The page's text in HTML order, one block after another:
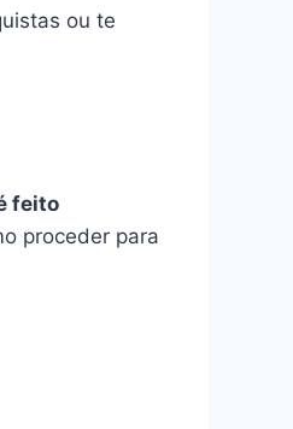
ou te
feito
proceder para